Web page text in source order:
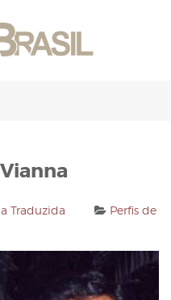
Traduzida
Perfis de